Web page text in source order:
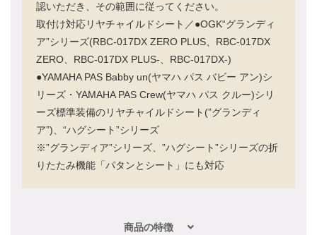
認いただき、その範囲に従ってください。
取付け対応リヤチャイルドシート／●OGK“グランディ
ア”シリーズ(RBC-017DX ZERO PLUS、RBC-017DX
ZERO、RBC-017DX PLUS-、RBC-017DX-)
●YAMAHA PAS Babby un(ヤマハ パス バビー アン)シ
リーズ・YAMAHA PAS Crew(ヤマハ パス クルー)シリ
ーズ標準装備のリヤチャイルドシート(”グランディ
ア”)、“ハグシート”シリーズ
※”グランディア”シリーズ、”ハグシート”シリーズの折
りたたみ機能「パタンとシート」にも対応
商品の特徴